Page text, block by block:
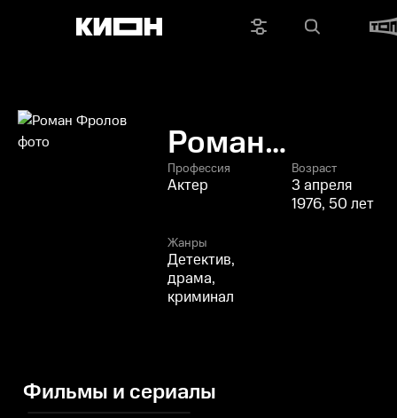
Роман
Фролов
Профессия
Актер
Возраст
3 апреля
1976, 50 лет
Жанры
Детектив,
драма,
криминал
Фильмы и сериалы